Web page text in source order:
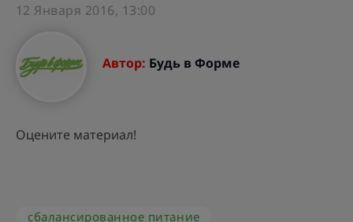
12 Января 2016, 13:00
Автор: Будь в Форме
Оцените материал!
сбалансированное питание